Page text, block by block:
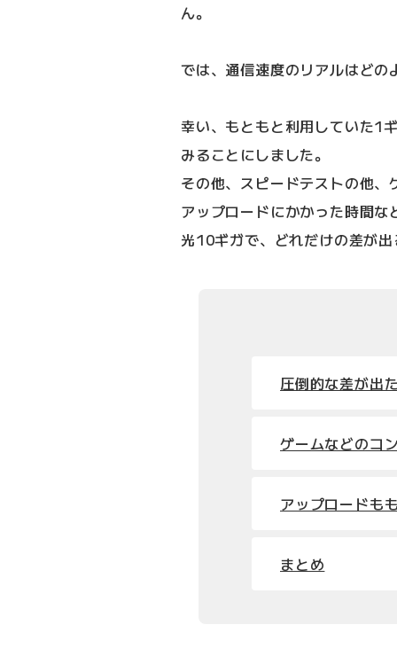
ん。
では、通信速度のリアルはど
幸い、もともと利用していた1
みることにしました。
その他、スピードテストの他
アップロードにかかった時間
光10ギガで、どれだけの差が
圧倒的な差が出
ゲームなどのコ
アップロードも
まとめ